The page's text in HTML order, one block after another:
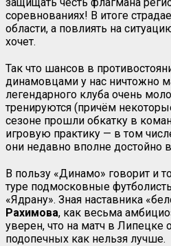
соревнованиях! В итоге
области, а повлиять на
хочет.
Так что шансов в
динамовцами у нас ничтожно
легендарного клуба очень
тренируются (причём
сезоне прошли обкатку в
игровую практику — в том
они недавно вполне достойно
В пользу «Динамо» говорит и
туре подмосковные
«Ядрану». Зная наставника
Рахимова, как весьма
уверен, что на матч в Липецке
подопечных как нельзя лучше.